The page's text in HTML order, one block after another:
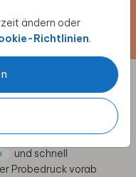
ändern oder
Richtlinien.
Jetzt anmelden!
und schnell
Probedruck vorab